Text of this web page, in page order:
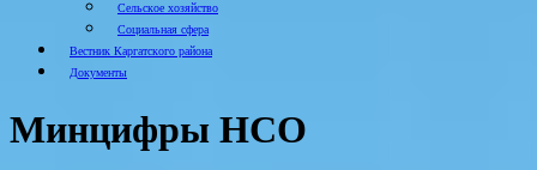
Сельское хозяйство
Социальная сфера
Вестник Каргатского района
Документы
Минцифры НСО